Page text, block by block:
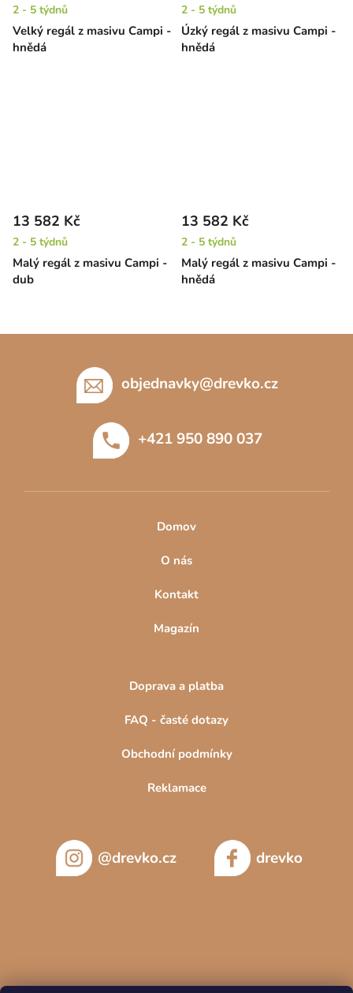
Velký regál z masivu Campi -
hnědá
2 - 5 týdnů
Úzký regál z masivu Campi -
hnědá
2 - 5 týdnů
Malý regál z masivu Campi -
dub
13 582 Kč
2 - 5 týdnů
Malý regál z masivu Campi -
hnědá
13 582 Kč
2 - 5 týdnů
objednavky@drevko.cz
+421 950 890 037
Domov
O nás
Kontakt
Magazín
Doprava a platba
FAQ - časté dotazy
Obchodní podmínky
Reklamace
@drevko.cz drevko